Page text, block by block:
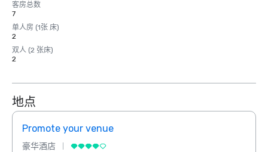
客房总数
7
单人房 (1张 床)
2
双人 (2 张床)
2
地点
Promote your venue
豪华酒店